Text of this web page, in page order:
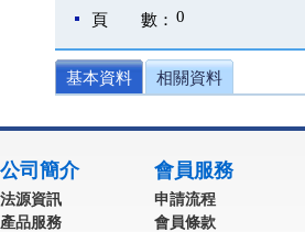
頁 數： 0
基本資料 相關資料
公司簡介
法源資訊
產品服務
會員服務
申請流程
會員條款